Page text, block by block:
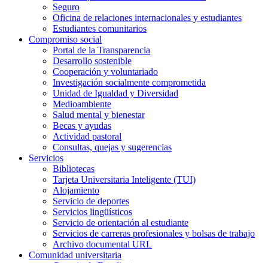
Seguro
Oficina de relaciones internacionales y estudiantes
Estudiantes comunitarios
Compromiso social
Portal de la Transparencia
Desarrollo sostenible
Cooperación y voluntariado
Investigación socialmente comprometida
Unidad de Igualdad y Diversidad
Medioambiente
Salud mental y bienestar
Becas y ayudas
Actividad pastoral
Consultas, quejas y sugerencias
Servicios
Bibliotecas
Tarjeta Universitaria Inteligente (TUI)
Alojamiento
Servicio de deportes
Servicios lingüísticos
Servicio de orientación al estudiante
Servicios de carreras profesionales y bolsas de trabajo
Archivo documental URL
Comunidad universitaria